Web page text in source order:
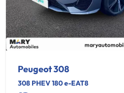
Peugeot 308
308 PHEV 180 e-EAT8